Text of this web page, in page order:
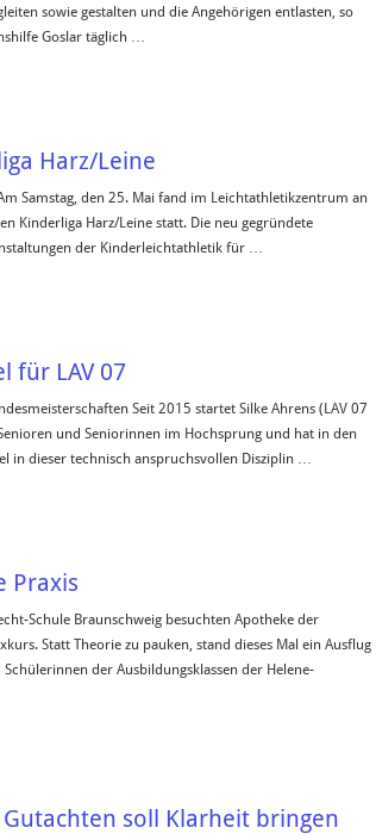
sowie gestalten und die Angehörigen entlasten, so
Goslar täglich …
Harz/Leine
Samstag, den 25. Mai fand im Leichtathletikzentrum an
Kinderliga Harz/Leine statt. Die neu gegründete
der Kinderleichtathletik für …
für LAV 07
Seit 2015 startet Silke Ahrens (LAV 07
und Seniorinnen im Hochsprung und hat in den
in dieser technisch anspruchsvollen Disziplin …
Praxis
Schule Braunschweig besuchten Apotheke der
Statt Theorie zu pauken, stand dieses Mal ein Ausflug
der Ausbildungsklassen der Helene-
soll Klarheit bringen